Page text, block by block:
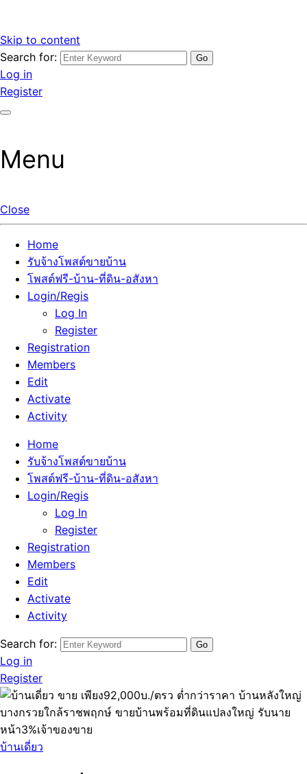
Skip to content
รับจ้างโพสต์ขายบ้านราคาถูก รับโพสต์ลงเว็บขายบ้าน ที่ดิน อสัง
หา โพสต์คุณภาพ ราคาคุ้มค่า แตกต่างกว่า
เว็บไซต์ รับจ้างโพสต์ขายบ้านราคาถูก อสังหา ทีดิน โพสต์ลงเว็บ
ขายบ้าน รับโพสต์ที่ดิน อสังหา เน้นผลงาน รับรองคุณภาพ ติดกู
เกิ้ลหน้าแรกทุกโพสต์ได้จริง ที่เดียวในไทย
Search for:
Log in
Register
Menu
Close
Home
รับจ้างโพสต์ขายบ้าน
โพสต์ฟรี-บ้าน-ที่ดิน-อสังหา
Login/Regis
Log In
Register
Registration
Members
Edit
Activate
Activity
Home
รับจ้างโพสต์ขายบ้าน
โพสต์ฟรี-บ้าน-ที่ดิน-อสังหา
Login/Regis
Log In
Register
Registration
Members
Edit
Activate
Activity
Search for:
Log in
Register
บ้านเดี่ยว